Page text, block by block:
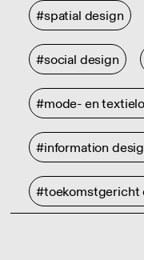
#spatial design
#social design
#mode- en
#information
#toekomstgericht